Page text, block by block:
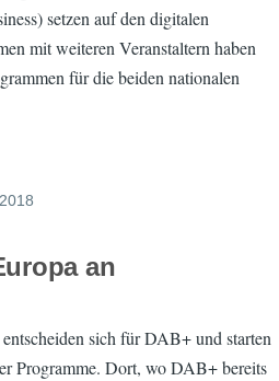
setzen auf den digitalen
mit weiteren Veranstaltern haben
für die beiden nationalen
an
sich für DAB+ und starten
Programme. Dort, wo DAB+ bereits